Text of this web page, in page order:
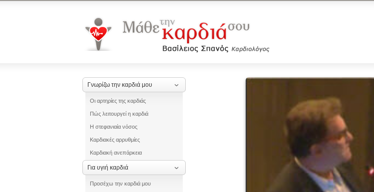
Γνωρίζω την καρδιά μου
Οι αρτηρίες της καρδιάς
Πώς λειτουργεί η καρδιά
Η στεφανιαία νόσος
Καρδιακές αρρυθμίες
Καρδιακή ανεπάρκεια
Για υγιή καρδιά
Προσέχω την καρδιά μου